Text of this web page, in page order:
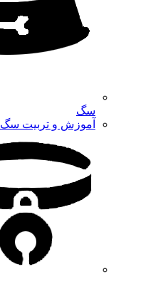
سگ
آموزش و تربیت سگ